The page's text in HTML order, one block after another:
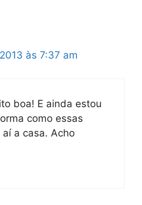
às 7:37 am
boa! E ainda estou
como essas
a casa. Acho